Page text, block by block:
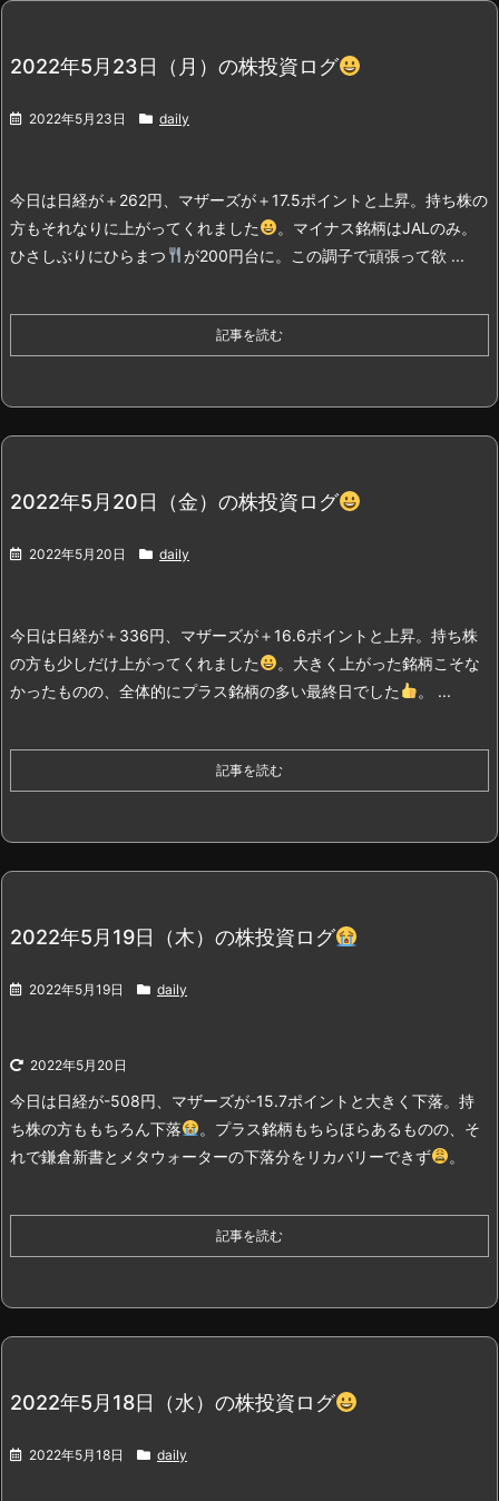
2022年5月23日（月）の株投資ログ
2022年5月23日 daily
今日は日経が＋262円、マザーズが＋17.5ポイントと上昇。持ち株の
方もそれなりに上がってくれました
。 マイナス銘柄はJALのみ。
ひさしぶりにひらまつ
が200円台に。この調子で頑張って欲 ...
記事を読む
2022年5月20日（金）の株投資ログ
2022年5月20日 daily
今日は日経が＋336円、マザーズが＋16.6ポイントと上昇。持ち株
の方も少しだけ上がってくれました
。 大きく上がった銘柄こそな
かったものの、全体的にプラス銘柄の多い最終日でした
。 ...
記事を読む
2022年5月19日（木）の株投資ログ
2022年5月19日 daily
2022年5月20日
今日は日経が-508円、マザーズが-15.7ポイントと大きく下落。持
ち株の方ももちろん下落
。 プラス銘柄もちらほらあるものの、そ
れで鎌倉新書とメタウォーターの下落分をリカバリーできず
。
記事を読む
2022年5月18日（水）の株投資ログ
2022年5月18日 daily